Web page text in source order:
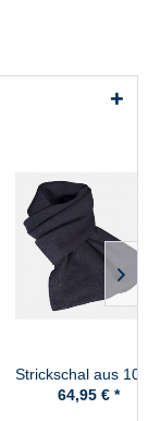
Strickschal aus
Schurwolle -
64,95 € *